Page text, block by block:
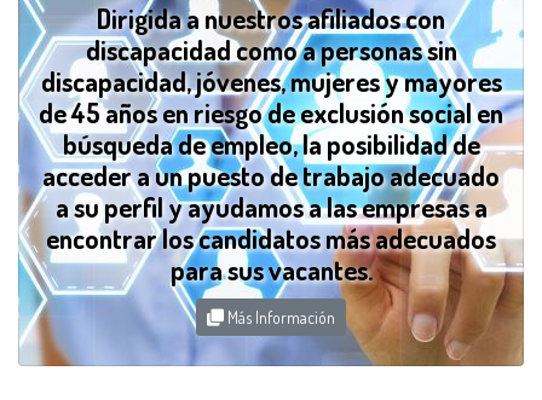
Dirigida a nuestros afiliados con
discapacidad como a personas sin
discapacidad, jóvenes, mujeres y mayores
de 45 años en riesgo de exclusión social en
búsqueda de empleo, la posibilidad de
acceder a un puesto de trabajo adecuado
a su perfil y ayudamos a las empresas a
encontrar los candidatos más adecuados
para sus vacantes.
Más Información